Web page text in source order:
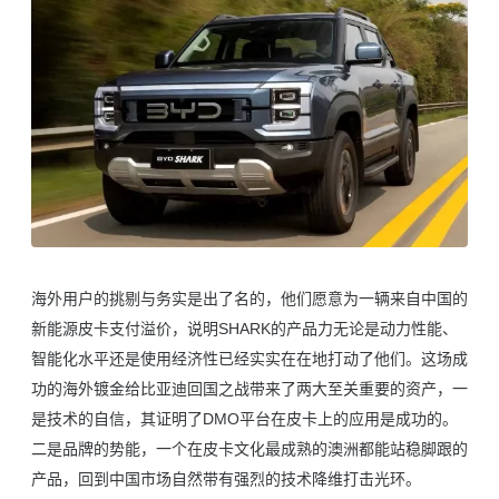
海外用户的挑剔与务实是出了名的，他们愿意为一辆来自中国的
新能源皮卡支付溢价，说明SHARK的产品力无论是动力性能、
智能化水平还是使用经济性已经实实在在地打动了他们。这场成
功的海外镀金给比亚迪回国之战带来了两大至关重要的资产，一
是技术的自信，其证明了DMO平台在皮卡上的应用是成功的。
二是品牌的势能，一个在皮卡文化最成熟的澳洲都能站稳脚跟的
产品，回到中国市场自然带有强烈的技术降维打击光环。